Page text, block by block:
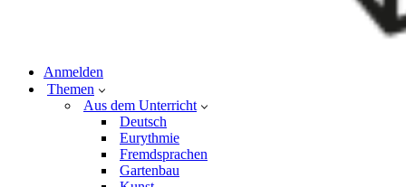
Anmelden
Themen
Aus dem Unterricht
Deutsch
Eurythmie
Fremdsprachen
Gartenbau